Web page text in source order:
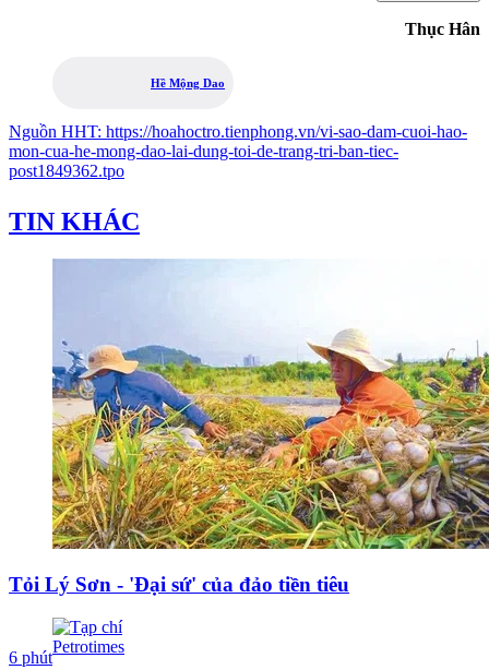
Thục Hân
Hề Mộng Dao
Nguồn HHT: https://hoahoctro.tienphong.vn/vi-sao-dam-cuoi-hao-
mon-cua-he-mong-dao-lai-dung-toi-de-trang-tri-ban-tiec-
post1849362.tpo
TIN KHÁC
Tỏi Lý Sơn - 'Đại sứ' của đảo tiền tiêu
6 phút